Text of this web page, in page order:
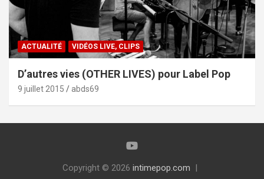
ACTUALITÉ VIDÉOS LIVE, CLIPS
D’autres vies (OTHER LIVES) pour Label Pop
9 juillet 2015 abds69
Copyright © 2026 intimepop.com